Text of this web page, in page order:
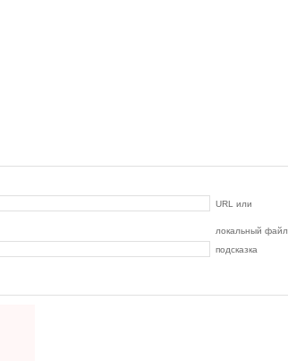
URL или
локальный файл
подсказка